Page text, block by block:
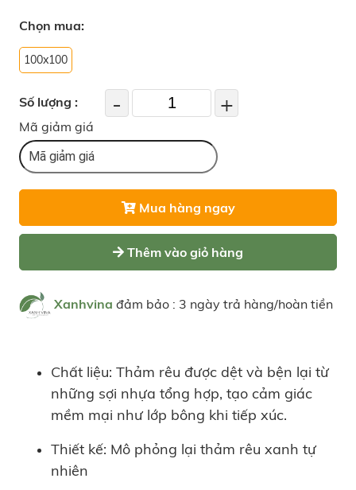
Chọn mua:
100x100
Số lượng : - +
Mã giảm giá
Mua hàng ngay
Thêm vào giỏ hàng
Xanhvina đảm bảo : 3 ngày trả hàng/hoàn tiền
Chất liệu: Thảm rêu được dệt và bện lại từ
những sợi nhựa tổng hợp, tạo cảm giác
mềm mại như lớp bông khi tiếp xúc.
Thiết kế: Mô phỏng lại thảm rêu xanh tự
nhiên